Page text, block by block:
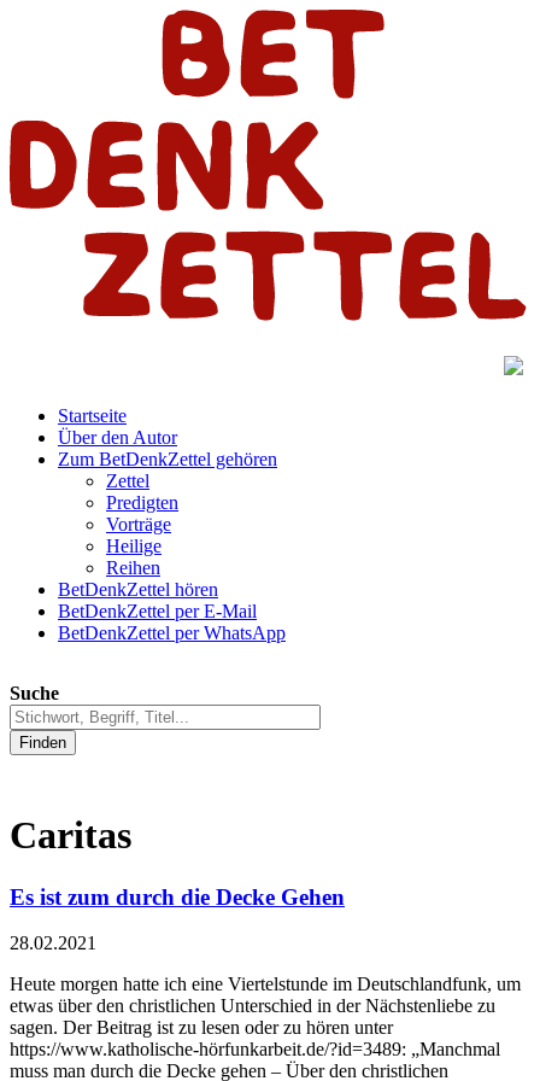
Startseite
Über den Autor
Zum BetDenkZettel gehören
Zettel
Predigten
Vorträge
Heilige
Reihen
BetDenkZettel hören
BetDenkZettel per E-Mail
BetDenkZettel per WhatsApp
Suche
Finden
Caritas
Es ist zum durch die Decke Gehen
28.02.2021
Heute morgen hatte ich eine Viertelstunde im Deutschlandfunk, um
etwas über den christlichen Unterschied in der Nächstenliebe zu
sagen. Der Beitrag ist zu lesen oder zu hören unter
https://www.katholische-hörfunkarbeit.de/?id=3489: „Manchmal
muss man durch die Decke gehen – Über den christlichen